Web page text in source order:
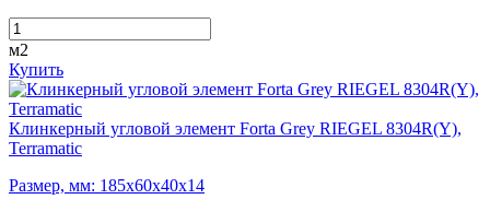
м2
Купить
Клинкерный угловой элемент Forta Grey RIEGEL 8304R(Y),
Terramatic
Размер, мм: 185х60х40х14